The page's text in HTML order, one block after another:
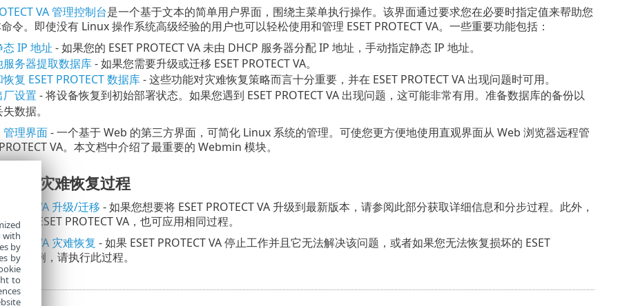
VA 管理控制台是一个基于文本的简单用户界面，围绕主菜单执行操作。该界面通过要求您在必要时指定值来帮助您
令。即使没有 Linux 操作系统高级经验的用户也可以轻松使用和管理 ESET PROTECT VA。一些重要功能包括：
IP 地址 - 如果您的 ESET PROTECT VA 未由 DHCP 服务器分配 IP 地址，手动指定静态 IP 地址。
服务器提取数据库- 如果您需要升级或迁移 ESET PROTECT VA。
复 ESET PROTECT 数据库- 这些功能对灾难恢复策略而言十分重要，并在 ESET PROTECT VA 出现问题时可用。
设置 - 将设备恢复到初始部署状态。如果您遇到 ESET PROTECT VA 出现问题，这可能非常有用。准备数据库的备份以
数据。
理界面- 一个基于 Web 的第三方界面，可简化 Linux 系统的管理。可使您更方便地使用直观界面从 Web 浏览器远程管
VA。本文档中介绍了最重要的 Webmin 模块。
移和灾难恢复过程
VA 升级/迁移 - 如果您想要将 ESET PROTECT VA 升级到最新版本，请参阅此部分获取详细信息和分步过程。此外，
迁移 ESET PROTECT VA，也可应用相同过程。
VA 灾难恢复 - 如果 ESET PROTECT VA 停止工作并且它无法解决该问题，或者如果您无法恢复损坏的 ESET
VA 实例，请执行此过程。
with
by
by
to